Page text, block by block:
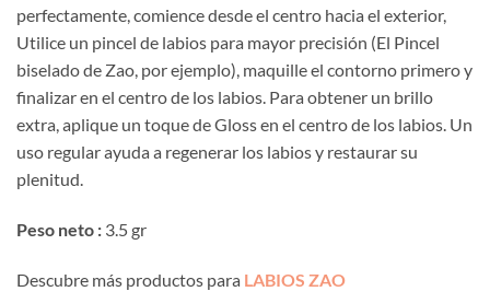
perfectamente, comience desde el centro hacia el exterior,
Utilice un pincel de labios para mayor precisión (El Pincel
biselado de Zao, por ejemplo), maquille el contorno primero y
finalizar en el centro de los labios. Para obtener un brillo
extra, aplique un toque de Gloss en el centro de los labios. Un
uso regular ayuda a regenerar los labios y restaurar su
plenitud.
Peso neto : 3.5 gr
Descubre más productos para LABIOS ZAO